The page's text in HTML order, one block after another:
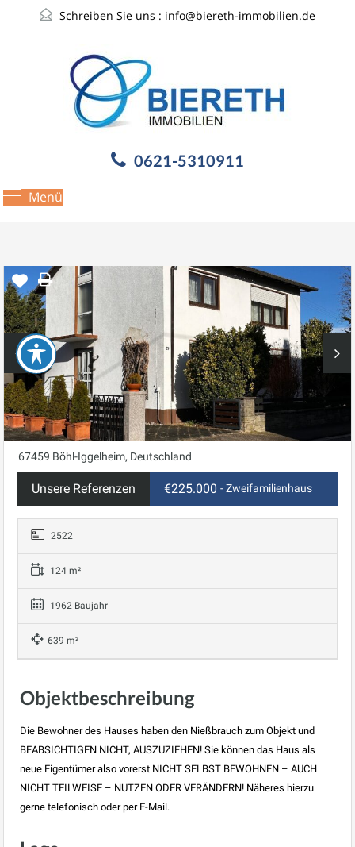
Schreiben Sie uns : info@biereth-immobilien.de
0621-5310911
Menü
67459 Böhl-Iggelheim, Deutschland
Unsere Referenzen €225.000 - Zweifamilienhaus
2522
124 m²
1962 Baujahr
639 m²
Objektbeschreibung
Die Bewohner des Hauses haben den Nießbrauch zum Objekt und
BEABSICHTIGEN NICHT, AUSZUZIEHEN! Sie können das Haus als
neue Eigentümer also vorerst NICHT SELBST BEWOHNEN – AUCH
NICHT TEILWEISE – NUTZEN ODER VERÄNDERN! Näheres hierzu
gerne telefonisch oder per E-Mail.